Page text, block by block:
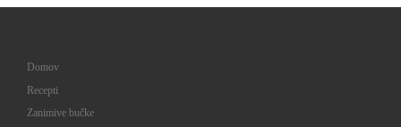
Domov
Recepti
Zanimive bučke